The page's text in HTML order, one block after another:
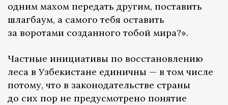
одним махом передать другим, поставить
шлагбаум, а самого тебя оставить
за воротами созданного тобой мира?».
Частные инициативы по восстановлению
леса в Узбекистане единичны — в том числе
потому, что в законодательстве страны
до сих пор не предусмотрено понятие